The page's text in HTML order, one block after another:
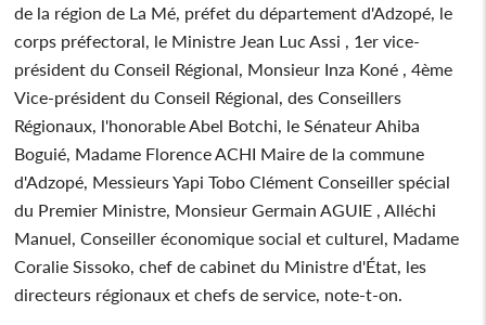
de la région de La Mé, préfet du département d'Adzopé, le
corps préfectoral, le Ministre Jean Luc Assi , 1er vice-
président du Conseil Régional, Monsieur Inza Koné , 4ème
Vice-président du Conseil Régional, des Conseillers
Régionaux, l'honorable Abel Botchi, le Sénateur Ahiba
Boguié, Madame Florence ACHI Maire de la commune
d'Adzopé, Messieurs Yapi Tobo Clément Conseiller spécial
du Premier Ministre, Monsieur Germain AGUIE , Alléchi
Manuel, Conseiller économique social et culturel, Madame
Coralie Sissoko, chef de cabinet du Ministre d'État, les
directeurs régionaux et chefs de service, note-t-on.